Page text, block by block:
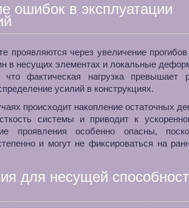
ошибок в эксплуатации
проявляются через увеличение
в несущих элементах и локальные
фактическая нагрузка превышает
усилий в конструкциях.
происходит накопление остаточных
системы и приводит к
проявления особенно опасны,
и могут не фиксироваться на
для несущей